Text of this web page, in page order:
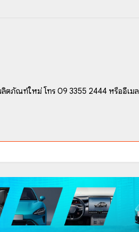
ตภัณฑ์ใหม่ โทร 09 3355 2444 หรืออีเมล